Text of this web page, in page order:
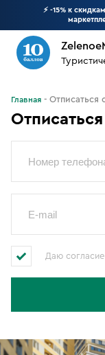
⚡ -15% к
Главная Отписаться
Даю